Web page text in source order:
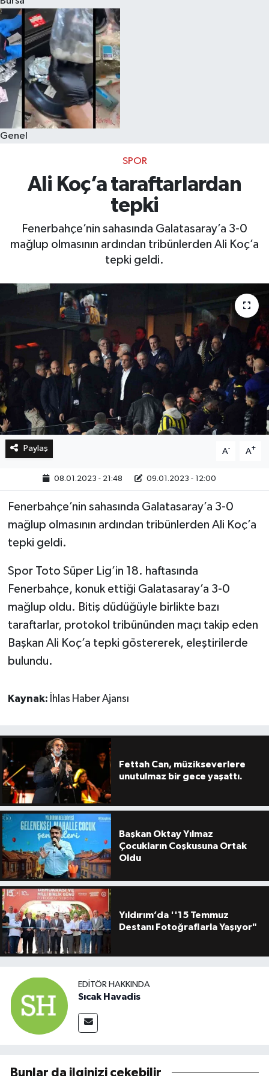
Genel
SPOR
Ali Koç’a taraftarlardan
tepki
Fenerbahçe’nin sahasında Galatasaray’a 3-0
mağlup olmasının ardından tribünlerden Ali Koç’a
tepki geldi.
Paylaş A- A+
08.01.2023 - 21:48 09.01.2023 - 12:00
Fenerbahçe’nin sahasında Galatasaray’a 3-0
mağlup olmasının ardından tribünlerden Ali Koç’a
tepki geldi.
Spor Toto Süper Lig’in 18. haftasında
Fenerbahçe, konuk ettiği Galatasaray’a 3-0
mağlup oldu. Bitiş düdüğüyle birlikte bazı
taraftarlar, protokol tribününden maçı takip eden
Başkan Ali Koç’a tepki göstererek, eleştirilerde
bulundu.
Kaynak: İhlas Haber Ajansı
Fettah Can, müzikseverlere
unutulmaz bir gece yaşattı.
Başkan Oktay Yılmaz
Çocukların Coşkusuna Ortak
Oldu
Yıldırım’da ''15 Temmuz
Destanı Fotoğraflarla Yaşıyor"
EDITÖR HAKKINDA
Sıcak Havadis
Bunlar da ilginizi çekebilir
Eğitim
Sağlık
Dünya
Magazin
Kültür & Sanat
Bilim
Bilim, Teknoloji